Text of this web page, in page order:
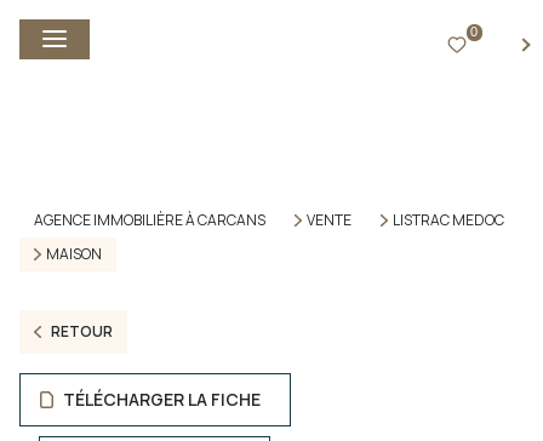
0
AGENCE IMMOBILIÈRE À CARCANS VENTE
LISTRAC MEDOC
MAISON
RETOUR
TÉLÉCHARGER LA FICHE